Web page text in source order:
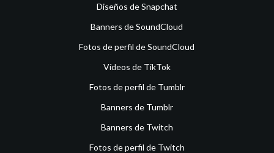
Diseños de Snapchat
Banners de SoundCloud
Fotos de perfil de SoundCloud
Vídeos de TikTok
Fotos de perfil de Tumblr
Banners de Tumblr
Banners de Twitch
Fotos de perfil de Twitch